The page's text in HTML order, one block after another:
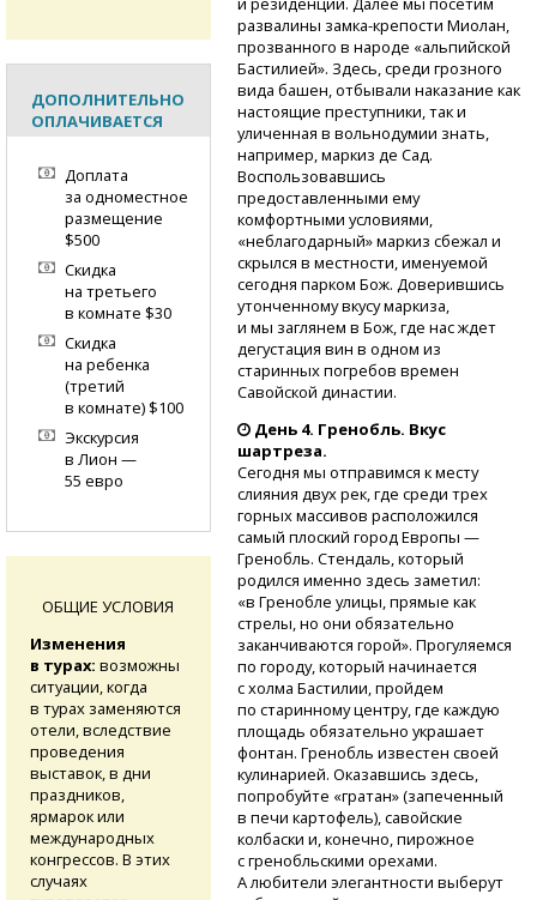
развалины замка-крепости Миолан,
прозванного в народе «альпийской
Бастилией». Здесь, среди грозного
вида башен, отбывали наказание как
настоящие преступники, так и
уличенная в вольнодумии знать,
например, маркиз де Сад.
Воспользовавшись
предоставленными ему
комфортными условиями,
«неблагодарный» маркиз сбежал и
скрылся в местности, именуемой
сегодня парком Бож. Доверившись
утонченному вкусу маркиза,
и мы заглянем в Бож, где нас ждет
дегустация вин в одном из
старинных погребов времен
Савойской династии.
День 4. Гренобль. Вкус
шартреза.
Сегодня мы отправимся к месту
слияния двух рек, где среди трех
горных массивов расположился
самый плоский город Европы —
Гренобль. Стендаль, который
родился именно здесь заметил:
«в Гренобле улицы, прямые как
стрелы, но они обязательно
заканчиваются горой». Прогуляемся
по городу, который начинается
с холма Бастилии, пройдем
по старинному центру, где каждую
площадь обязательно украшает
фонтан. Гренобль известен своей
кулинарией. Оказавшись здесь,
попробуйте «гратан» (запеченный
в печи картофель), савойские
колбаски и, конечно, пирожное
с гренобльскими орехами.
А любители элегантности выберут
ДОПОЛНИТЕЛЬНО
ОПЛАЧИВАЕТСЯ
Доплата
за одноместное
размещение
$500
Скидка
на третьего
в комнате $30
Скидка
на ребенка
(третий
в комнате) $100
Экскурсия
в Лион —
55 евро
ОБЩИЕ УСЛОВИЯ
Изменения
в турах: возможны
ситуации, когда
в турах заменяются
отели, вследствие
проведения
выставок, в дни
праздников,
ярмарок или
международных
конгрессов. В этих
случаях